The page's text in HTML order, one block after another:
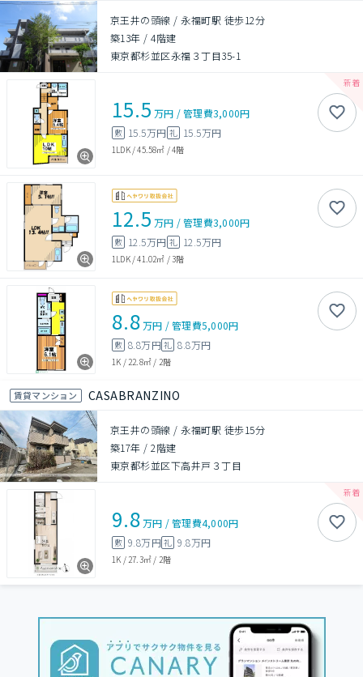
京王井の頭線 / 永福町駅 徒歩12分
築13年 /4階建
東京都杉並区永福３丁目35-1
15.5 万円 /管理費3,000円
敷 15.5万円 礼 15.5万円
1LDK/45.58㎡ /4階
12.5 万円 /管理費3,000円
敷 12.5万円 礼 12.5万円
1LDK/41.02㎡ /3階
8.8万円 /管理費5,000円
敷 8.8万円礼 8.8万円
1K /22.8㎡ / 2階
賃貸マンション CASABRANZINO
京王井の頭線 / 永福町駅 徒歩15分
築17年 /2階建
東京都杉並区下高井戸３丁目
9.8万円 /管理費4,000円
敷 9.8万円礼 9.8万円
1K / 27.3㎡ / 2階